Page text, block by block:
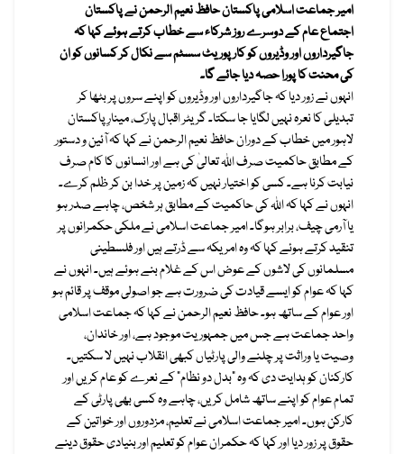
امیر جماعت اسلامی پاکستان حافظ نعیم الرحمن نے پاکستان
اجتماع عام کے دوسرے روز شرکاء سے خطاب کرتے ہوئے کہا کہ
جاگیرداروں اور وڈیروں کو کارپوریٹ سسٹم سے نکال کر کسانوں کو ان
کی محنت کا پورا حصہ دیا جائے گا۔
انہوں نے زور دیا کہ جاگیرداروں اور وڈیروں کو اپنے سروں پر بٹھا کر
تبدیلی کا نعرہ نہیں لگایا جا سکتا۔ گریٹر اقبال پارک، مینارِ پاکستان
لاہور میں خطاب کے دوران حافظ نعیم الرحمن نے کہا کہ آئین و دستور
کے مطابق حاکمیت صرف اللہ تعالیٰ کی ہے اور انسانوں کا کام صرف
نیابت کرنا ہے۔ کسی کو اختیار نہیں کہ زمین پر خدا بن کر ظلم کرے۔
انہوں نے کہا کہ اللہ کی حاکمیت کے مطابق ہر شخص، چاہے صدر ہو
یا آرمی چیف، برابر ہوگا۔ امیر جماعت اسلامی نے ملکی حکمرانوں پر
تنقید کرتے ہوئے کہا کہ وہ امریکہ سے ڈرتے ہیں اور فلسطینی
مسلمانوں کی لاشوں کے عوض اس کے غلام بنے ہوئے ہیں۔ انہوں نے
کہا کہ عوام کو ایسے قیادت کی ضرورت ہے جو اصولی موقف پر قائم ہو
اور عوام کے ساتھ ہو۔ حافظ نعیم الرحمن نے کہا کہ جماعت اسلامی
واحد جماعت ہے جس میں جمہوریت موجود ہے، اور خاندان،
وصیت یا وراثت پر چلنے والی پارٹیاں کبھی انقلاب نہیں لا سکتیں۔
کارکنان کو ہدایت دی کہ وہ “بدل دو نظام” کے نعرے کو عام کریں اور
تمام عوام کو اپنے ساتھ شامل کریں، چاہے وہ کسی بھی پارٹی کے
کارکن ہوں۔ امیر جماعت اسلامی نے تعلیم، مزدوروں اور خواتین کے
حقوق پر زور دیا اور کہا کہ حکمران عوام کو تعلیم اور بنیادی حقوق دینے